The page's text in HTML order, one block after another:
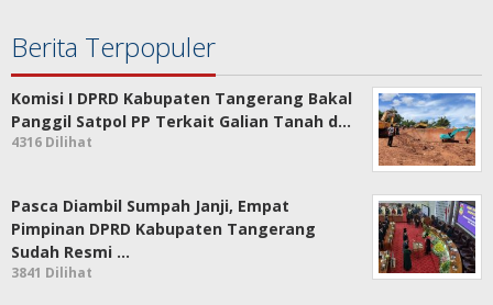
Berita Terpopuler
Komisi I DPRD Kabupaten Tangerang Bakal
Panggil Satpol PP Terkait Galian Tanah d…
4316 Dilihat
Pasca Diambil Sumpah Janji, Empat
Pimpinan DPRD Kabupaten Tangerang
Sudah Resmi …
3841 Dilihat